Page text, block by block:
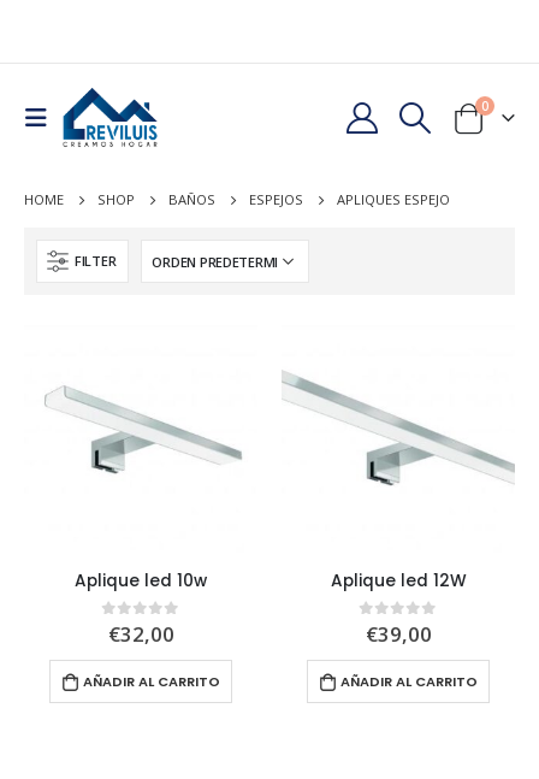
0
HOME SHOP BAÑOS ESPEJOS APLIQUES ESPEJO
FILTER
Aplique led 10w
0out of 5
€32,00
AÑADIR AL CARRITO
Aplique led 12W
0out of 5
€39,00
AÑADIR AL CARRITO